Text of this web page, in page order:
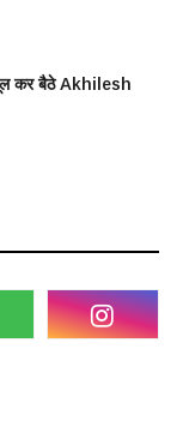
कर बैठे Akhilesh